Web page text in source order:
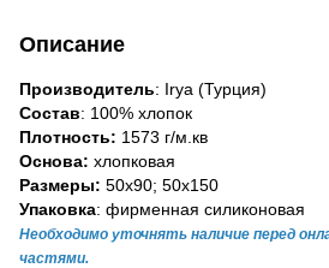
Описание
Производитель: Irya (Турция)
Состав: 100% хлопок
Плотность: 1573 г/м.кв
Основа: хлопковая
Размеры: 50х90; 50х150
Упаковка: фирменная силиконовая
Необходимо уточнять наличие перед
частями.